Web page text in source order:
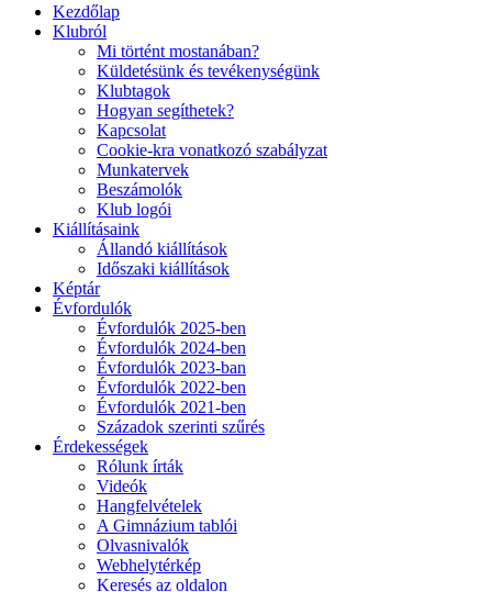
Kezdőlap
Klubról
Mi történt mostanában?
Küldetésünk és tevékenységünk
Klubtagok
Hogyan segíthetek?
Kapcsolat
Cookie-kra vonatkozó szabályzat
Munkatervek
Beszámolók
Klub logói
Kiállításaink
Állandó kiállítások
Időszaki kiállítások
Képtár
Évfordulók
Évfordulók 2025-ben
Évfordulók 2024-ben
Évfordulók 2023-ban
Évfordulók 2022-ben
Évfordulók 2021-ben
Századok szerinti szűrés
Érdekességek
Rólunk írták
Videók
Hangfelvételek
A Gimnázium tablói
Olvasnivalók
Webhelytérkép
Keresés az oldalon